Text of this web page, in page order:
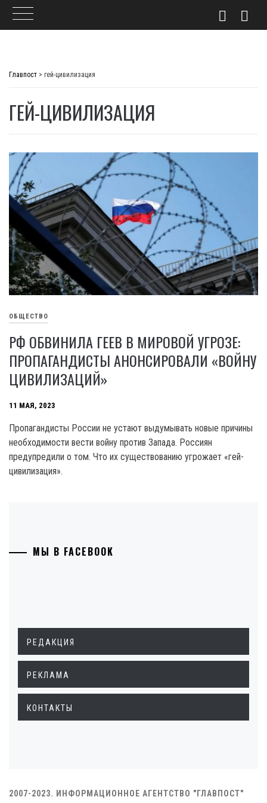
Главпост > гей-цивилизация
ГЕЙ-ЦИВИЛИЗАЦИЯ
ОБЩЕСТВО
РФ ОБВИНИЛА ГЕЕВ В МИРОВОЙ УГРОЗЕ:
ПРОПАГАНДИСТЫ АНОНСИРОВАЛИ «ВОЙНУ
ЦИВИЛИЗАЦИЙ»
11 МАЯ, 2023
Пропагандисты России не устают выдумывать новые причины
необходимости вести войну против Запада. Россиян
предупредили о том. Что их существованию угрожает «гей-
цивилизация».
МЫ В FACEBOOK
РЕДАКЦИЯ
РЕКЛАМА
КОНТАКТЫ
2007-2023. ИНФОРМАЦИОННОЕ АГЕНТСТВО "ГЛАВПОСТ"